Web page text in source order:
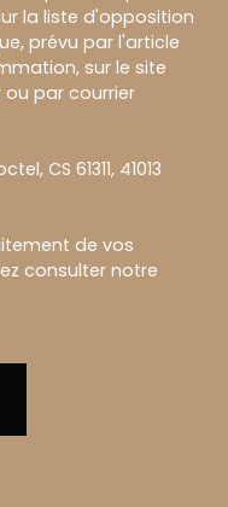
la liste d'opposition
prévu par l'article
sur le site
par courrier
CS 61311, 41013
de vos
consulter notre